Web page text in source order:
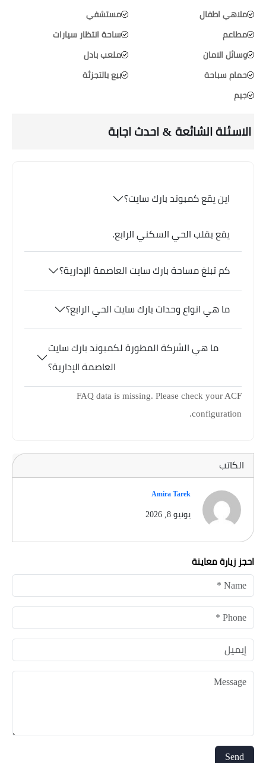
ملاهي اطفال
مطاعم
وسائل الامان
حمام سباحة
جيم
مستشفي
ساحة انتظار سيارات
ملعب بادل
بيع بالتجزئة
الاسئلة الشائعة & احدث اجابة
اين يقع كمبوند بارك سايت؟
يقع بقلب الحي السكني الرابع.
كم تبلغ مساحة بارك سايت العاصمة الإدارية؟
ما هي انواع وحدات بارك سايت الحي الرابع؟
ما هي الشركة المطورة لكمبوند بارك سايت
العاصمة الإدارية؟
FAQ data is missing. Please check your ACF
configuration.
الكاتب
Amira Tarek
يونيو 8, 2026
احجز زيارة معاينة